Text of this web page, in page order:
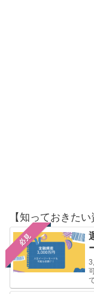
【知っておきたい
必見